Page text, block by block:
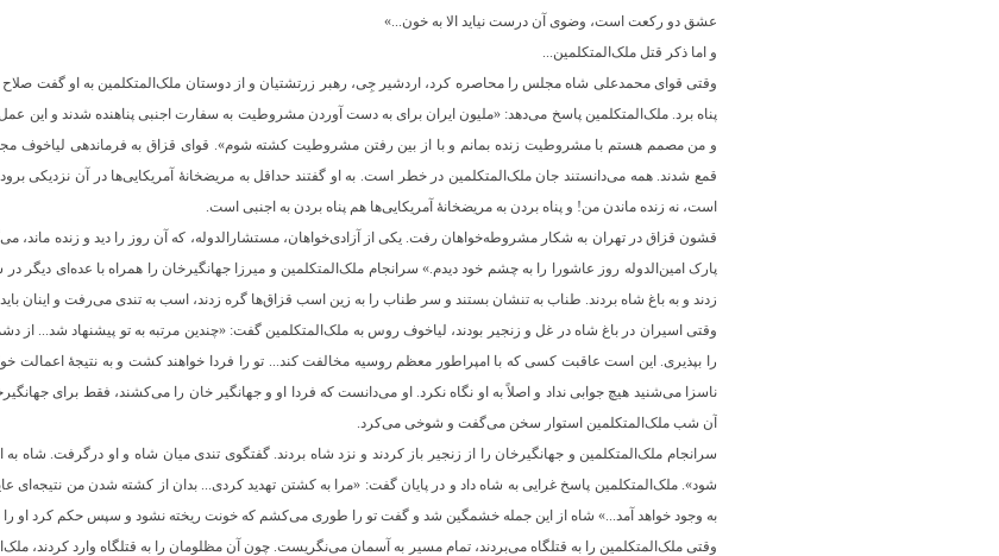
عشق دو رکعت است، وضوی آن درست نیاید الا به خون...»
و اما ذکر قتل ملک‌المتکلمین...
وقتی قوای محمدعلی شاه مجلس را محاصره کرد، اردشیر جِی، رهبر زرتشتیان و از دوستان ملک‌المتکلمین به او گفت
پناه برد. ملک‌المتکلمین پاسخ می‌دهد: «ملیون ایران برای به دست آوردن مشروطیت به سفارت اجنبی پناهنده شدند و این عمل
و من مصمم هستم با مشروطیت زنده بمانم و با از بین رفتن مشروطیت کشته شوم». قوای قزاق به فرماندهی لیاخوف
قمع شدند. همه می‌دانستند جان ملک‌المتکلمین در خطر است. به او گفتند حداقل به مریضخانۀ آمریکایی‌ها در آن نزدیکی
است، نه زنده ماندن من! و پناه بردن به مریضخانۀ آمریکایی‌ها هم پناه بردن به اجنبی است.
قشون قزاق در تهران به شکار مشروطه‌خواهان رفت. یکی از آزادی‌خواهان، مستشارالدوله، که آن روز را دید و زنده ماند،
پارک امین‌الدوله روز عاشورا را به چشم خود دیدم.» سرانجام ملک‌المتکلمین و میرزا جهانگیرخان را همراه با عده‌ای دیگر
زدند و به باغ شاه بردند. طناب به تنشان بستند و سر طناب را به زین اسب قزاق‌ها گره زدند، اسب به تندی می‌رفت و اینان
وقتی اسیران در باغ شاه در غل و زنجیر بودند، لیاخوف روس به ملک‌المتکلمین گفت: «چندین مرتبه به تو پیشنهاد شد...
را بپذیری. این است عاقبت کسی که با امپراطور معظم روسیه مخالفت کند... تو را فردا خواهند کشت و به نتیجۀ اعمالت
آن شب ملک‌المتکلمین استوار سخن می‌گفت و شوخی می‌کرد.
سرانجام ملک‌المتکلمین و جهانگیرخان را از زنجیر باز کردند و نزد شاه بردند. گفتگوی تندی میان شاه و او درگرفت. شاه
شود». ملک‌المتکلمین پاسخ غرایی به شاه داد و در پایان گفت: «مرا به کشتن تهدید کردی... بدان از کشته شدن من نتیجه‌ای
به وجود خواهد آمد...» شاه از این جمله خشمگین شد و گفت تو را طوری می‌کشم که خونت ریخته نشود و سپس حکم کرد او را بر
وقتی ملک‌المتکلمین را به قتلگاه می‌بردند، تمام مسیر به آسمان می‌نگریست. چون آن مظلومان را به قتلگاه وارد کردند،